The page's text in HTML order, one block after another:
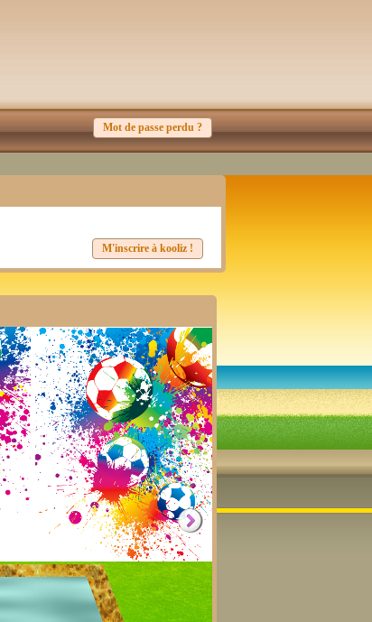
Mot de passe perdu ?
M'inscrire à kooliz !